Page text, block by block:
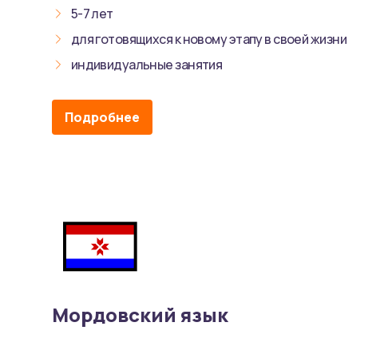
5-7 лет
для готовящихся к новому этапу в своей жизни
индивидуальные занятия
Подробнее
Мордовский язык